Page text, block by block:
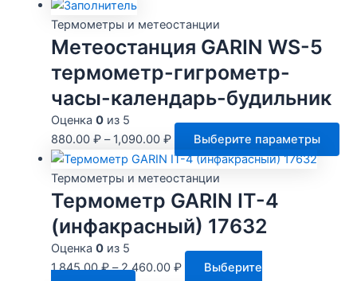
Термометры и метеостанции
Метеостанция GARIN WS-5
термометр-гигрометр-
часы-календарь-будильник
Оценка 0из 5
880.00 ₽–1,090.00 ₽ Выберите параметры
Термометры и метеостанции
Термометр GARIN IT-4
(инфакрасный) 17632
Оценка 0из 5
1,845.00₽–2,460.00 ₽
Выберите